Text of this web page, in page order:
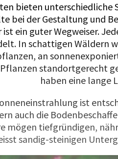
bieten
bei der Gestaltung und
ein guter Wegweiser.
In schattigen Wäldern
an
standortgerecht
haben eine lange
ist
auch die
mögen tiefgründigen,
sandig-steinigen